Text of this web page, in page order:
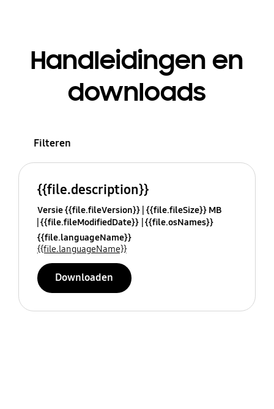
Handleidingen en
downloads
Filteren
{{file.description}}
Versie {{file.fileVersion}} {{file.fileSize}} MB
{{file.fileModifiedDate}} {{file.osNames}}
{{file.languageName}}
{{file.languageName}}
Downloaden